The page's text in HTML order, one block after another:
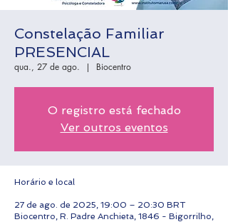
Constelação Familiar
PRESENCIAL
qua., 27 de ago.
  |
Biocentro
O registro está fechado
Ver outros eventos
Horário e local
27 de ago. de 2025, 19:00 – 20:30 BRT
Biocentro, R. Padre Anchieta, 1846 - Bigorrilho,